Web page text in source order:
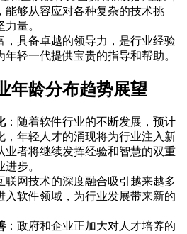
能够从容应对各种复杂的技术挑
量。
，具备卓越的领导力，是行业经验
轻一代提供宝贵的指导和帮助。
年龄分布趋势展望
：随着软件行业的不断发展，预计
，年轻人才的涌现将为行业注入新
业者将继续发挥经验和智慧的双重
步。
联网技术的深度融合吸引越来越多
入软件领域，为行业发展带来新的
：政府和企业正加大对人才培养的